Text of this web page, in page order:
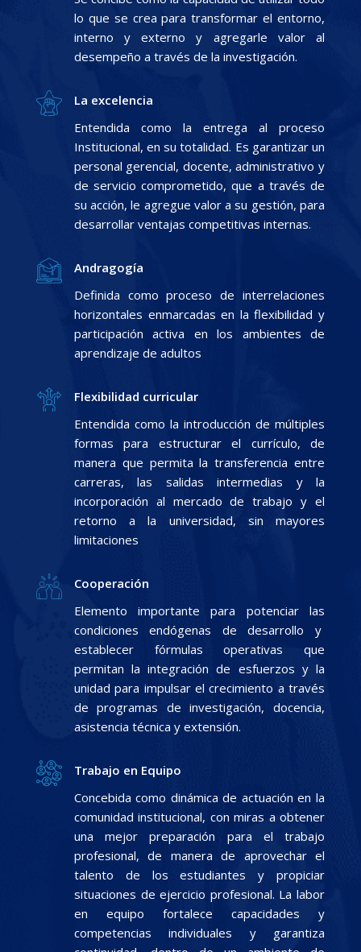
lo que se crea para transformar el entorno,
interno y externo y agregarle valor al
desempeño a través de la investigación.
La excelencia
Entendida como la entrega al proceso
Institucional, en su totalidad. Es garantizar un
personal gerencial, docente, administrativo y
de servicio comprometido, que a través de
su acción, le agregue valor a su gestión, para
desarrollar ventajas competitivas internas.
Andragogía
Definida como proceso de interrelaciones
horizontales enmarcadas en la flexibilidad y
participación activa en los ambientes de
aprendizaje de adultos
Flexibilidad curricular
Entendida como la introducción de múltiples
formas para estructurar el currículo, de
manera que permita la transferencia entre
carreras, las salidas intermedias y la
incorporación al mercado de trabajo y el
retorno a la universidad, sin mayores
limitaciones
Cooperación
Elemento importante para potenciar las
condiciones endógenas de desarrollo y
establecer fórmulas operativas que
permitan la integración de esfuerzos y la
unidad para impulsar el crecimiento a través
de programas de investigación, docencia,
asistencia técnica y extensión.
Trabajo en Equipo
Concebida como dinámica de actuación en la
comunidad institucional, con miras a obtener
una mejor preparación para el trabajo
profesional, de manera de aprovechar el
talento de los estudiantes y propiciar
situaciones de ejercicio profesional. La labor
en equipo fortalece capacidades y
competencias individuales y garantiza